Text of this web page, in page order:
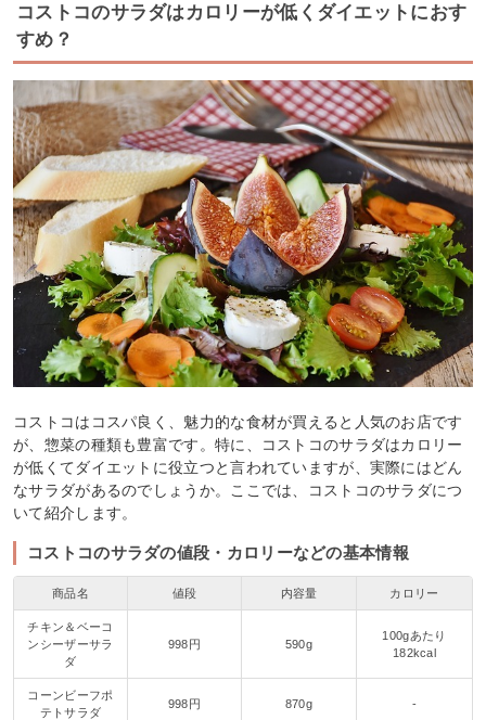
コストコのサラダはカロリーが低くダイエットにおす
すめ？
コストコはコスパ良く、魅力的な食材が買えると人気のお店です
が、惣菜の種類も豊富です。特に、コストコのサラダはカロリー
が低くてダイエットに役立つと言われていますが、実際にはどん
なサラダがあるのでしょうか。ここでは、コストコのサラダにつ
いて紹介します。
コストコのサラダの値段・カロリーなどの基本情報
商品名 値段 内容量 カロリー
チキン＆ベーコ
ンシーザーサラ
ダ
998円 590g
100gあたり
182kcal
コーンビーフポ
テトサラダ
998円 870g -